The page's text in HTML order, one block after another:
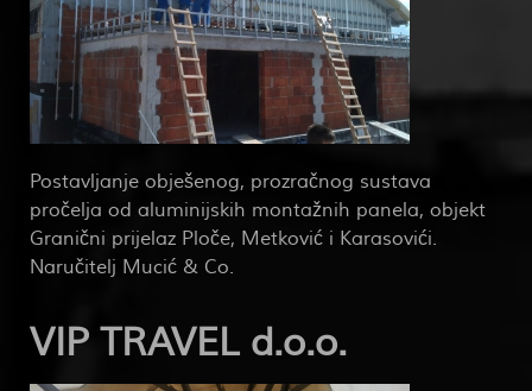
Postavljanje obješenog, prozračnog sustava
pročelja od aluminijskih montažnih panela, objekt
Granični prijelaz Ploče, Metković i Karasovići.
Naručitelj Mucić & Co.
VIP TRAVEL d.o.o.